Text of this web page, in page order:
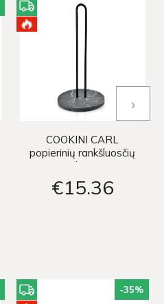
COOKINI CARL
popierinių rankšluosčių
stovas h32x15cm
€15 36
›
-35%